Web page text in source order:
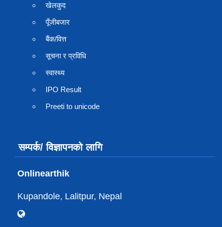
खेलकुद
पूँजीबजार
बैंक/वित्त
सूचना र प्रविधि
स्वास्थ्य
IPO Result
Preeti to unicode
सम्पर्क/ विज्ञापनको लागि
Onlinearthik
Kupandole, Lalitpur, Nepal